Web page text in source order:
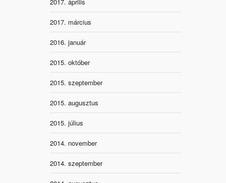
2017. március
2016. január
2015. október
2015. szeptember
2015. augusztus
2015. július
2014. november
2014. szeptember